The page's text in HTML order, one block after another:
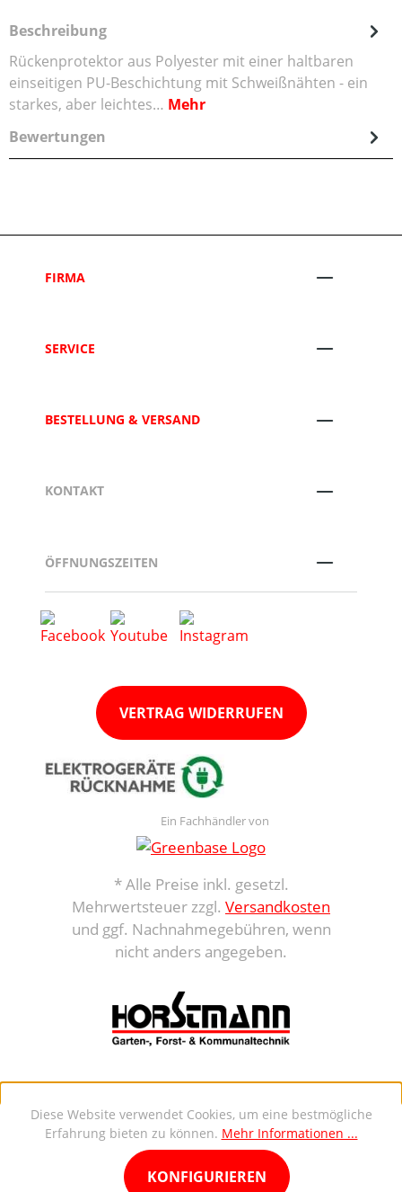
Beschreibung
Rückenprotektor aus Polyester mit einer haltbaren
einseitigen PU-Beschichtung mit Schweißnähten - ein
starkes, aber leichtes… Mehr
Bewertungen
FIRMA
SERVICE
BESTELLUNG & VERSAND
KONTAKT
ÖFFNUNGSZEITEN
VERTRAG WIDERRUFEN
Ein Fachhändler von
* Alle Preise inkl. gesetzl.
Mehrwertsteuer zzgl. Versandkosten
und ggf. Nachnahmegebühren, wenn
nicht anders angegeben.
Diese Website verwendet Cookies, um eine bestmögliche
Erfahrung bieten zu können. Mehr Informationen ...
KONFIGURIEREN